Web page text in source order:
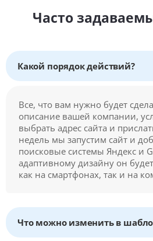
Часто
Какой порядок действий?
Все, что вам нужно будет
описание вашей компании,
выбрать адрес сайта и
недель мы запустим сайт и
поисковые системы Яндекс и
адаптивному дизайну он
как на смартфонах, так и на
Что можно изменить в